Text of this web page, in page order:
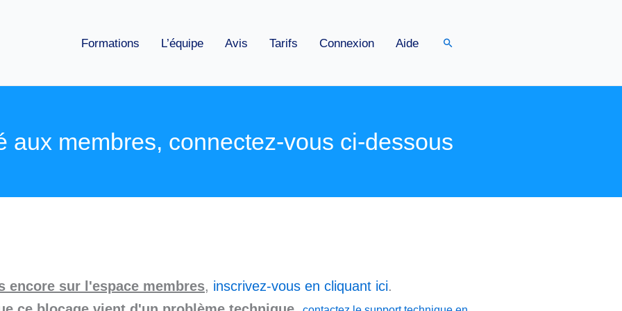
Formations L’équipe Avis Tarifs Connexion Aide Rechercher
aux membres, connectez-vous ci-dessous
encore sur l'espace membres, inscrivez-vous en cliquant ici.